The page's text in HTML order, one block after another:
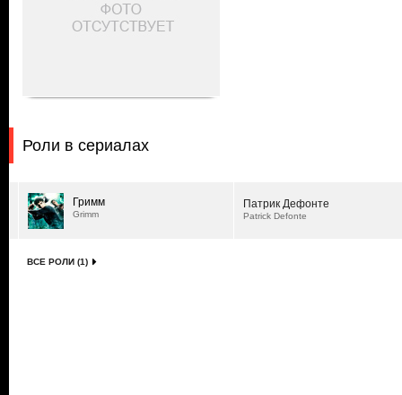
Роли в сериалах
Гримм
Grimm
Патрик Дефонте
Patrick Defonte
ВСЕ РОЛИ (1)